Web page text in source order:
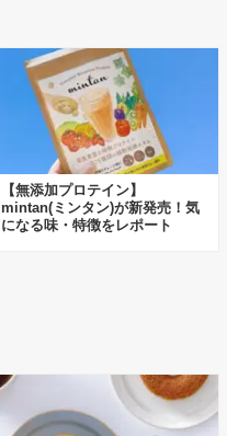
【無添加プロテイン】
mintan(ミンタン)が新発売！気
になる味・特徴をレポート